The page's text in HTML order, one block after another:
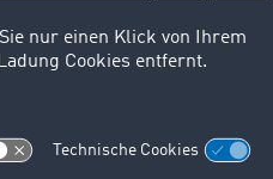
Laderaumbörse, wie zum
bedeutet das nun
sparen Zeit, tragen zur
Sie sich diese Vorteile
gilt dieses Jahr noch bis